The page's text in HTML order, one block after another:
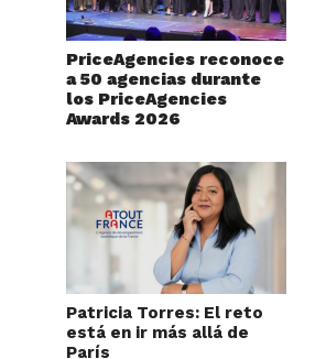
PriceAgencies reconoce
a 50 agencias durante
los PriceAgencies
Awards 2026
Patricia Torres: El reto
está en ir más allá de
París